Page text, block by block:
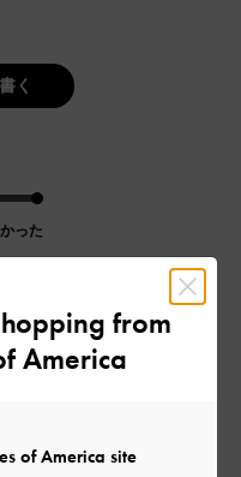
く
った
った
from
America
of America site